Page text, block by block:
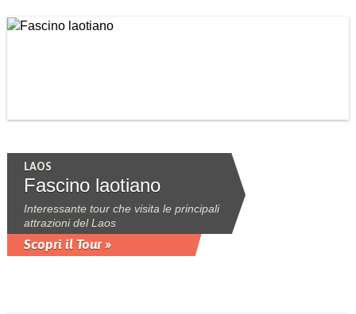
LAOS
Fascino laotiano
Interessante tour che visita le principali
attrazioni del Laos
Scopri il Tour »